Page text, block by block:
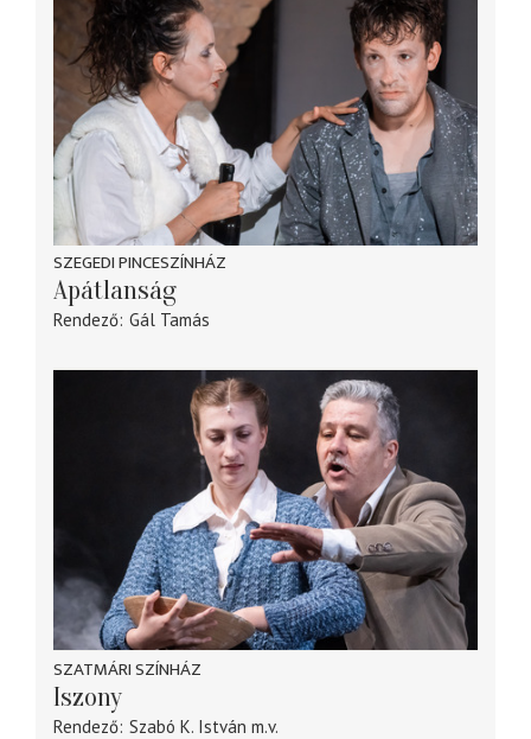
SZEGEDI PINCESZÍNHÁZ
Apátlanság
Rendező Gál Tamás
SZATMÁRI SZÍNHÁZ
Iszony
Rendező Szabó K. István m.v.